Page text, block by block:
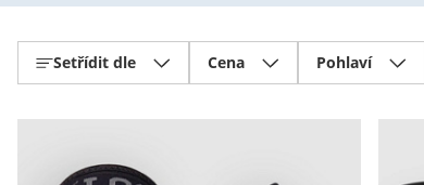
Setřídit dle Cena Pohlaví